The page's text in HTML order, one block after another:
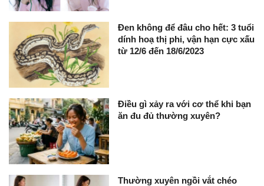
Đen không để đâu cho hết: 3 tuổi
dính hoạ thị phi, vận hạn cực xấu
từ 12/6 đến 18/6/2023
Điều gì xảy ra với cơ thể khi bạn
ăn đu đủ thường xuyên?
Thường xuyên ngồi vắt chéo